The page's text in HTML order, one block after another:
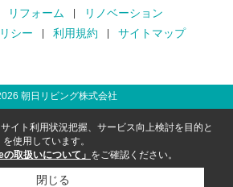
リフォーム
リノベーション
シー
利用規約 サイトマップ
朝日リビング株式会社
イト利用状況把握、サービス向上検討を目的と
使用しています。
の取扱いについて」 をご確認ください。
閉じる